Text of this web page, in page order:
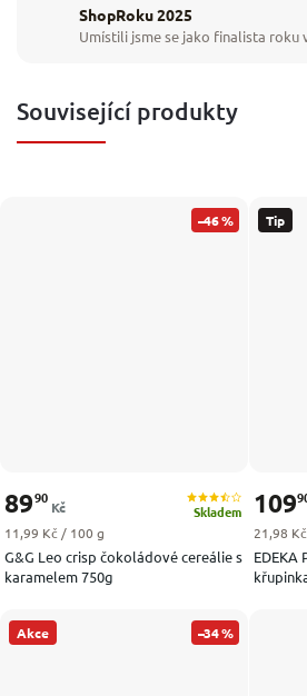
ShopRoku 2025
Umístili jsme se jako finalista roku
Související produkty
–46 %
G&G Leo crisp čokoládové cereálie s
karamelem 750g
Skladem
8990
Kč
Měrná cena:
11,99 Kč / 100 g
Tip
EDEKA
109
Měrná
21,98
Akce –34 %